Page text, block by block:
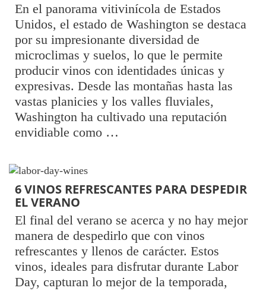
En el panorama vitivinícola de Estados
Unidos, el estado de Washington se destaca
por su impresionante diversidad de
microclimas y suelos, lo que le permite
producir vinos con identidades únicas y
expresivas. Desde las montañas hasta las
vastas planicies y los valles fluviales,
Washington ha cultivado una reputación
envidiable como …
6 VINOS REFRESCANTES PARA DESPEDIR
EL VERANO
El final del verano se acerca y no hay mejor
manera de despedirlo que con vinos
refrescantes y llenos de carácter. Estos
vinos, ideales para disfrutar durante Labor
Day, capturan lo mejor de la temporada,